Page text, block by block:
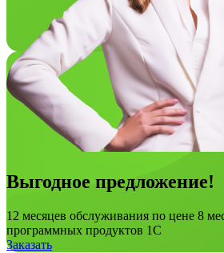
Выгодное предложение!
12 месяцев обслуживания по цене 8
программных продуктов 1С
Заказать